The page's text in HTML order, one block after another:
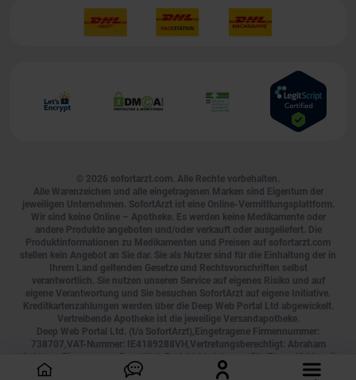
© 2026 sofortarzt.com. Alle Rechte vorbehalten.
Alle Warenzeichen und alle eingetragenen Marken sind Eigentum der
jeweiligen Unternehmen. SofortArzt ist eine Online-Vermittlungsplattform.
Wir sind keine Online – Apotheke. Es werden keine Medikamente oder
andere Produkte angeboten und/oder verkauft oder ausgeliefert. Die
Produktinformationen zu Medikamenten und Preisen auf sofortarzt.com
stellen kein Angebot an Sie dar. Sie als Nutzer sind für die Einhaltung der in
Ihrem Land geltenden Gesetze und Rechtsvorschriften selbst
verantwortlich. Sie nutzen unseren Service auf eigenes Risiko und auf
eigene Verantwortung und Sie besuchen SofortArzt auf eigene Initiative.
Kreditkartenzahlungen werden über die Deep Web Portal Ltd abgewickelt.
Vertreibende Apotheke ist die jeweilige Versandapotheke.
Deep Web Portal Ltd. (t/a SofortArzt),Eingetragene Firmennummer:
738707,VAT-Nummer: IE4189288VH,Vertretungsberechtigt: Abraham
Goldman,Firmenname: Deep Web Portal Ltd.,Adresse: 5th Floor, 40 Mespil
Road, Ireland, D04 C2N4, Tel.:
0800 000 2755, E-Mail: [email protected]